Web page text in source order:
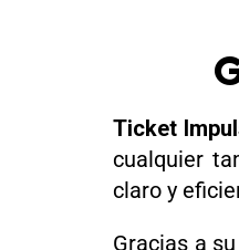
Ticket
cualquier
claro y
Gracias a